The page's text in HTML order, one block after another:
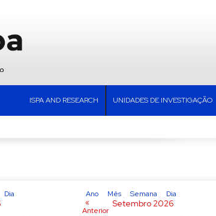
ISPA AND RESEARCH UNIDADES DE INVESTIGAÇÃO
Dia
Ano Mês Semana
Dia
«
Anterior
Setembro 2026